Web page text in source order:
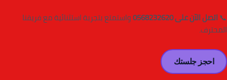
📞اتصل الآن على 0568232620
واستمتع بتجربة استثنائية مع فريقنا
المحترف.
احجز جلستك